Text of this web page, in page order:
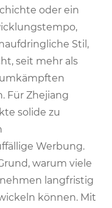
oder ein
Stil,
seit mehr als
Für Zhejiang
solide zu
Werbung.
warum viele
langfristig
können. Mit